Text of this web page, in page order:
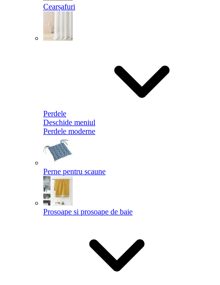
Cearșafuri
Perdele
Deschide meniul
Perdele moderne
Perne pentru scaune
Prosoape si prosoape de baie